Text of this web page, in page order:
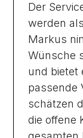
Der
werden
Markus
Wünsche
und bietet
passende
schätzen
die offene